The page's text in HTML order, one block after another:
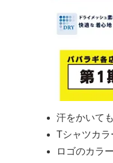
汗をかいて
Tシャツカラ
ロゴのカラ